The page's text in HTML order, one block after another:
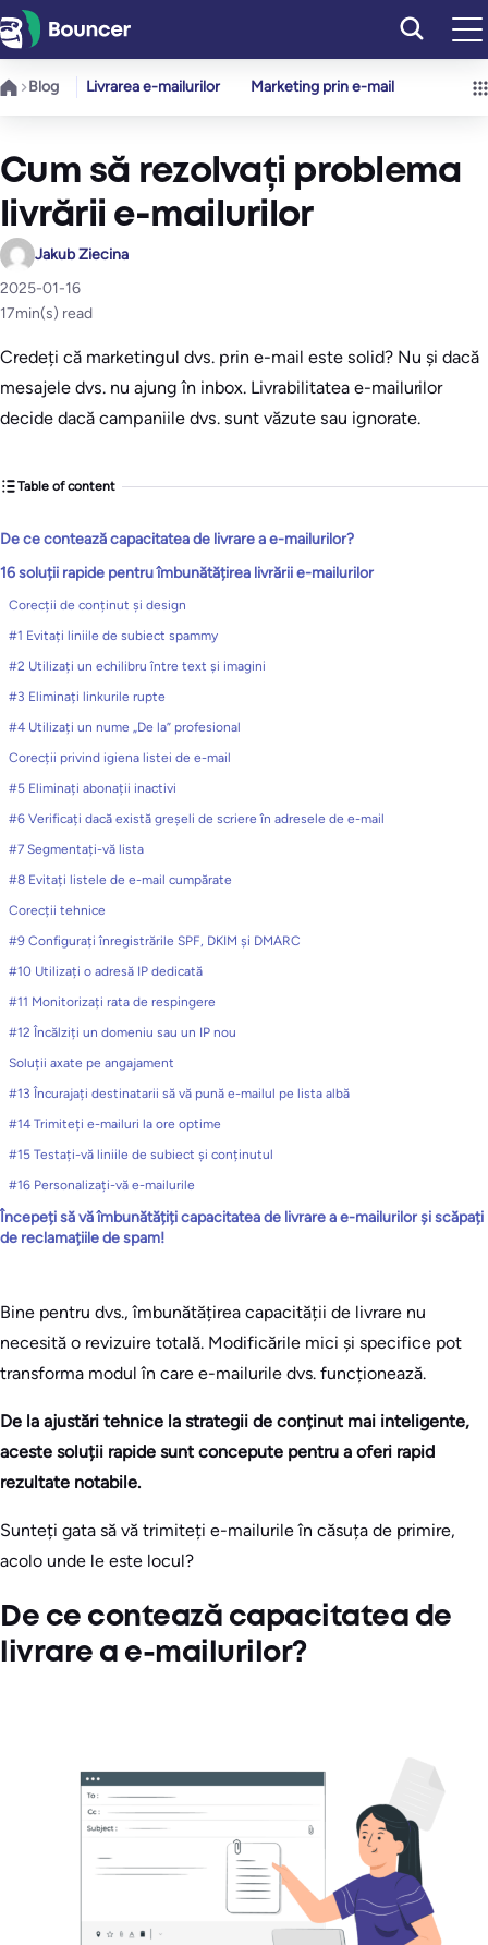
Sari
la
conținut
Blog Livrarea e-mailurilor Marketing prin e-mail
Cum să rezolvați problema
livrării e-mailurilor
Jakub Ziecina
2025-01-16
17min(s) read
Credeți că marketingul dvs. prin e-mail este solid? Nu și dacă
mesajele dvs. nu ajung în inbox. Livrabilitatea e-mailurilor
decide dacă campaniile dvs. sunt văzute sau ignorate.
Table of content
De ce contează capacitatea de livrare a e-mailurilor?
16 soluții rapide pentru îmbunătățirea livrării e-mailurilor
Corecții de conținut și design
#1 Evitați liniile de subiect spammy
#2 Utilizați un echilibru între text și imagini
#3 Eliminați linkurile rupte
#4 Utilizați un nume „De la” profesional
Corecții privind igiena listei de e-mail
#5 Eliminați abonații inactivi
#6 Verificați dacă există greșeli de scriere în adresele de e-mail
#7 Segmentați-vă lista
#8 Evitați listele de e-mail cumpărate
Corecții tehnice
#9 Configurați înregistrările SPF, DKIM și DMARC
#10 Utilizați o adresă IP dedicată
#11 Monitorizați rata de respingere
#12 Încălziți un domeniu sau un IP nou
Soluții axate pe angajament
#13 Încurajați destinatarii să vă pună e-mailul pe lista albă
#14 Trimiteți e-mailuri la ore optime
#15 Testați-vă liniile de subiect și conținutul
#16 Personalizați-vă e-mailurile
Începeți să vă îmbunătățiți capacitatea de livrare a e-mailurilor și scăpați
de reclamațiile de spam!
Bine pentru dvs., îmbunătățirea capacității de livrare nu
necesită o revizuire totală. Modificările mici și specifice pot
transforma modul în care e-mailurile dvs. funcționează.
De la ajustări tehnice la strategii de conținut mai inteligente,
aceste soluții rapide sunt concepute pentru a oferi rapid
rezultate notabile.
Sunteți gata să vă trimiteți e-mailurile în căsuța de primire,
acolo unde le este locul?
De ce contează capacitatea de
livrare a e-mailurilor?